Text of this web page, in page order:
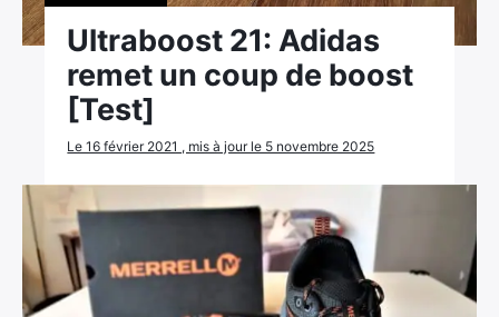
Ultraboost 21: Adidas
remet un coup de boost
[Test]
Le 16 février 2021 , mis à jour le 5 novembre 2025